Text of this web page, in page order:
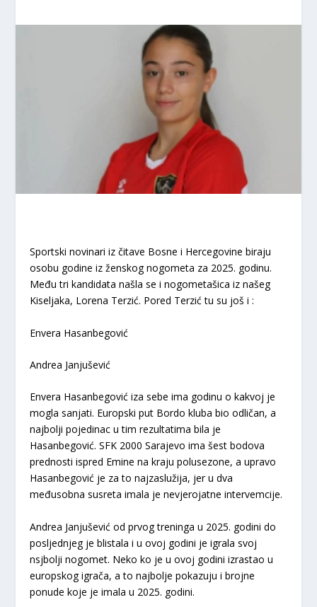
Sportski novinari iz čitave Bosne i Hercegovine biraju
osobu godine iz ženskog nogometa za 2025. godinu.
Među tri kandidata našla se i nogometašica iz našeg
Kiseljaka, Lorena Terzić. Pored Terzić tu su još i :
Envera Hasanbegović
Andrea Janjušević
Envera Hasanbegović iza sebe ima godinu o kakvoj je
mogla sanjati. Europski put Bordo kluba bio odličan, a
najbolji pojedinac u tim rezultatima bila je
Hasanbegović. SFK 2000 Sarajevo ima šest bodova
prednosti ispred Emine na kraju polusezone, a upravo
Hasanbegović je za to najzaslužija, jer u dva
međusobna susreta imala je nevjerojatne intervemcije.
Andrea Janjušević od prvog treninga u 2025. godini do
posljednjeg je blistala i u ovoj godini je igrala svoj
nsjbolji nogomet. Neko ko je u ovoj godini izrastao u
europskog igrača, a to najbolje pokazuju i brojne
ponude koje je imala u 2025. godini.